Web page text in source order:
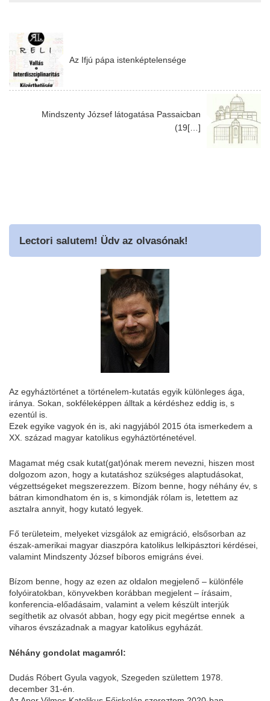
Az Ifjú pápa istenképtelensége
Mindszenty József látogatása Passaicban
(19[…]
Lectori salutem! Üdv az olvasónak!
Az egyháztörténet a történelem-kutatás egyik különleges ága,
iránya. Sokan, sokféleképpen álltak a kérdéshez eddig is, s
ezentúl is.
Ezek egyike vagyok én is, aki nagyjából 2015 óta ismerkedem a
XX. század magyar katolikus egyháztörténetével.
Magamat még csak kutat(gat)ónak merem nevezni, hiszen most
dolgozom azon, hogy a kutatáshoz szükséges alaptudásokat,
végzettségeket megszerezzem. Bízom benne, hogy néhány év, s
bátran kimondhatom én is, s kimondják rólam is, letettem az
asztalra annyit, hogy kutató legyek.
Fő területeim, melyeket vizsgálok az emigráció, elsősorban az
észak-amerikai magyar diaszpóra katolikus lelkipásztori kérdései,
valamint Mindszenty József bíboros emigráns évei.
Bízom benne, hogy az ezen az oldalon megjelenő – különféle
folyóiratokban, könyvekben korábban megjelent – írásaim,
konferencia-előadásaim, valamint a velem készült interjúk
segíthetik az olvasót abban, hogy egy picit megértse ennek a
viharos évszázadnak a magyar katolikus egyházát.
Néhány gondolat magamról:
Dudás Róbert Gyula vagyok, Szegeden születtem 1978.
december 31-én.